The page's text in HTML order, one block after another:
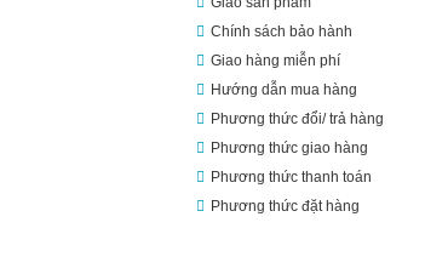
Chính sách bảo hành
Giao hàng miễn phí
Hướng dẫn mua hàng
Phương thức đổi/ trả hàng
Phương thức giao hàng
Phương thức thanh toán
Phương thức đặt hàng